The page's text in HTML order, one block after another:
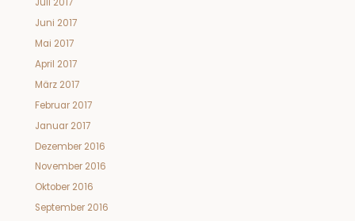
Juni 2017
Mai 2017
April 2017
März 2017
Februar 2017
Januar 2017
Dezember 2016
November 2016
Oktober 2016
September 2016